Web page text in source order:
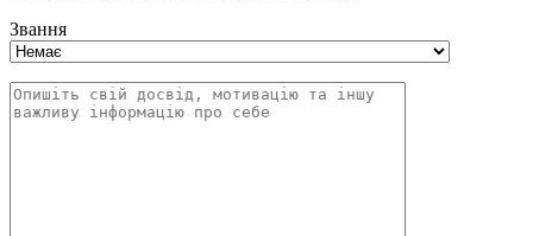
Звання